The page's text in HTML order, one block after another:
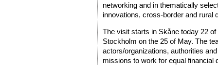
networking and in thematically
innovations, cross-border and rural
The visit starts in Skåne today 22
Stockholm on the 25 of May. The
actors/organizations, authorities
missions to work for equal financial